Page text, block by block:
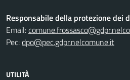
Responsabile della protezione dei
Email:
Pec:dpo@pec.gdpr.nelcomune.it
UTILITÀ